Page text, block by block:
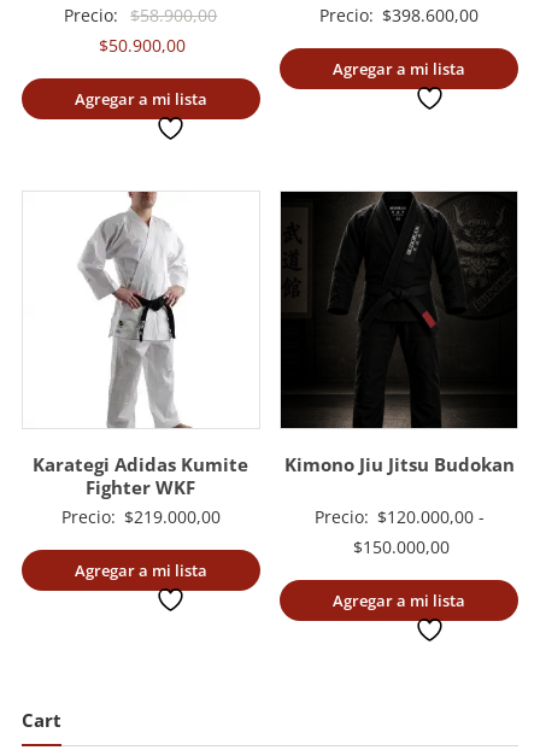
Precio: $58.900,00El
original
$50.900,00El
precio
actual
Agregar a mi lista
Precio: $398.600,00
Agregar a mi lista
Karategi Adidas Kumite
Fighter WKF
Precio: $219.000,00
Agregar a mi lista
Kimono Jiu Jitsu Budokan
Precio: $120.000,00 -
$150.000,00Rango
de
precios:
Agregar a mi lista
Cart